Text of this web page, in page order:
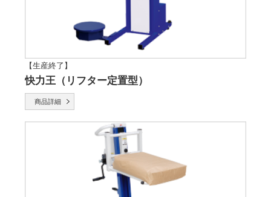
【生産終了】
快力王（リフター定置型）
商品詳細